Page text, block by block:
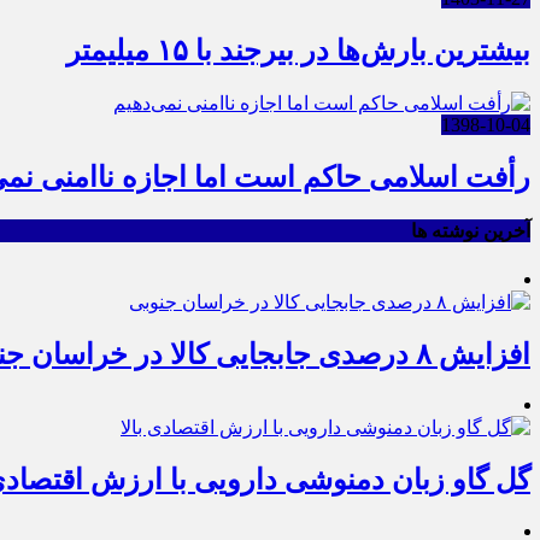
بیشترین بارش‌ها در بیرجند با ۱۵ میلیمتر
1398-10-04
رأفت اسلامی حاکم است اما اجازه ناامنی
آخرین نوشته ها
افزایش ۸ درصدی جابجایی کالا در خراسان جنوبی
گل گاو زبان دمنوشی دارویی با ارزش